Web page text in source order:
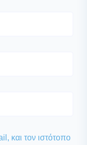
και τον ιστότοπο